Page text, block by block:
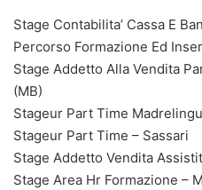
Stage Contabilita’ Cassa E
Percorso Formazione Ed
Stage Addetto Alla Vendita
(MB)
Stageur Part Time
Stageur Part Time – Sassari
Stage Addetto Vendita
Stage Area Hr Formazione –